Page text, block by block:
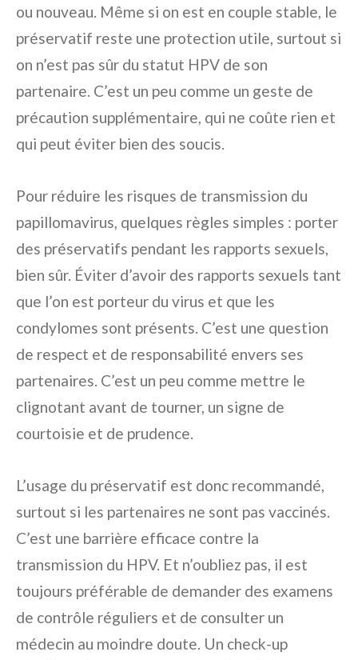
ou nouveau. Même si on est en couple stable, le
préservatif reste une protection utile, surtout si
on n’est pas sûr du statut HPV de son
partenaire. C’est un peu comme un geste de
précaution supplémentaire, qui ne coûte rien et
qui peut éviter bien des soucis.
Pour réduire les risques de transmission du
papillomavirus, quelques règles simples : porter
des préservatifs pendant les rapports sexuels,
bien sûr. Éviter d’avoir des rapports sexuels tant
que l’on est porteur du virus et que les
condylomes sont présents. C’est une question
de respect et de responsabilité envers ses
partenaires. C’est un peu comme mettre le
clignotant avant de tourner, un signe de
courtoisie et de prudence.
L’usage du préservatif est donc recommandé,
surtout si les partenaires ne sont pas vaccinés.
C’est une barrière efficace contre la
transmission du HPV. Et n’oubliez pas, il est
toujours préférable de demander des examens
de contrôle réguliers et de consulter un
médecin au moindre doute. Un check-up